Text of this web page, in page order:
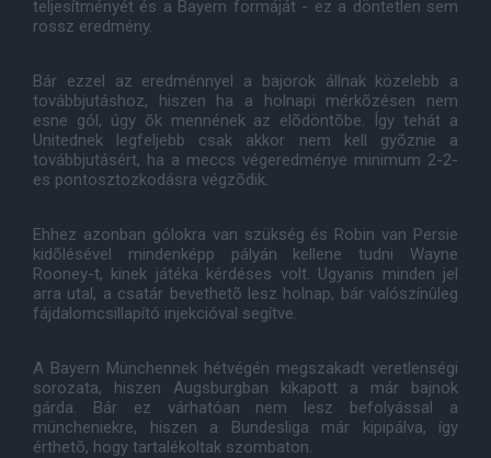
teljesítményét és a Bayern formáját - ez a döntetlen sem
rossz eredmény.
Bár ezzel az eredménnyel a bajorok állnak közelebb a
továbbjutáshoz, hiszen ha a holnapi mérkõzésen nem
esne gól, úgy õk mennének az elõdöntõbe. Így tehát a
Unitednek legfeljebb csak akkor nem kell gyõznie a
továbbjutásért, ha a meccs végeredménye minimum 2-2-
es pontosztozkodásra végzõdik.
Ehhez azonban gólokra van szükség és Robin van Persie
kidõlésével mindenképp pályán kellene tudni Wayne
Rooney-t, kinek játéka kérdéses volt. Ugyanis minden jel
arra utal, a csatár bevethetõ lesz holnap, bár valószínûleg
fájdalomcsillapító injekcióval segítve.
A Bayern Münchennek hétvégén megszakadt veretlenségi
sorozata, hiszen Augsburgban kikapott a már bajnok
gárda. Bár ez várhatóan nem lesz befolyással a
müncheniekre, hiszen a Bundesliga már kipipálva, így
érthetõ, hogy tartalékoltak szombaton.